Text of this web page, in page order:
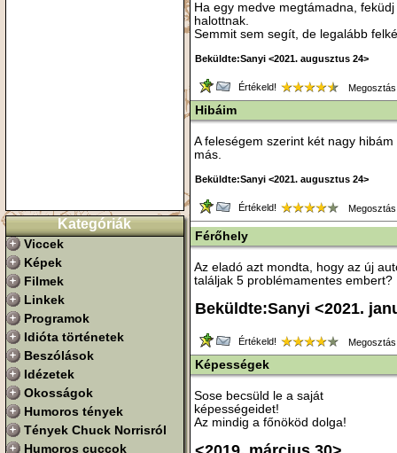
Kategóriák
Viccek
Képek
Filmek
Linkek
Programok
Idióta történetek
Beszólások
Idézetek
Okosságok
Humoros tények
Tények Chuck Norrisról
Humoros cuccok
Ha egy medve megtámadna,
halottnak.
Semmit sem segít, de legalább
Beküldte:Sanyi <2021. augusztus 24>
Értékeld!
Hibáim
A feleségem szerint két nagy
más.
Beküldte:Sanyi <2021. augusztus 24>
Értékeld!
Férőhely
Az eladó azt mondta, hogy az új
találjak 5 problémamentes embert?
Beküldte:Sanyi <2021.
Értékeld!
Képességek
Sose becsüld le a saját
képességeidet!
Az mindig a főnököd dolga!